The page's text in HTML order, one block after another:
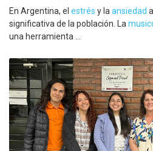
En Argentina, el estrés y laansiedad
significativa de la población. La
una herramienta ...